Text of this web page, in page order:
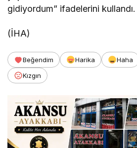
gidiyordum” ifadelerini kullandı.
(İHA)
Beğendim Harika Haha
Kızgın